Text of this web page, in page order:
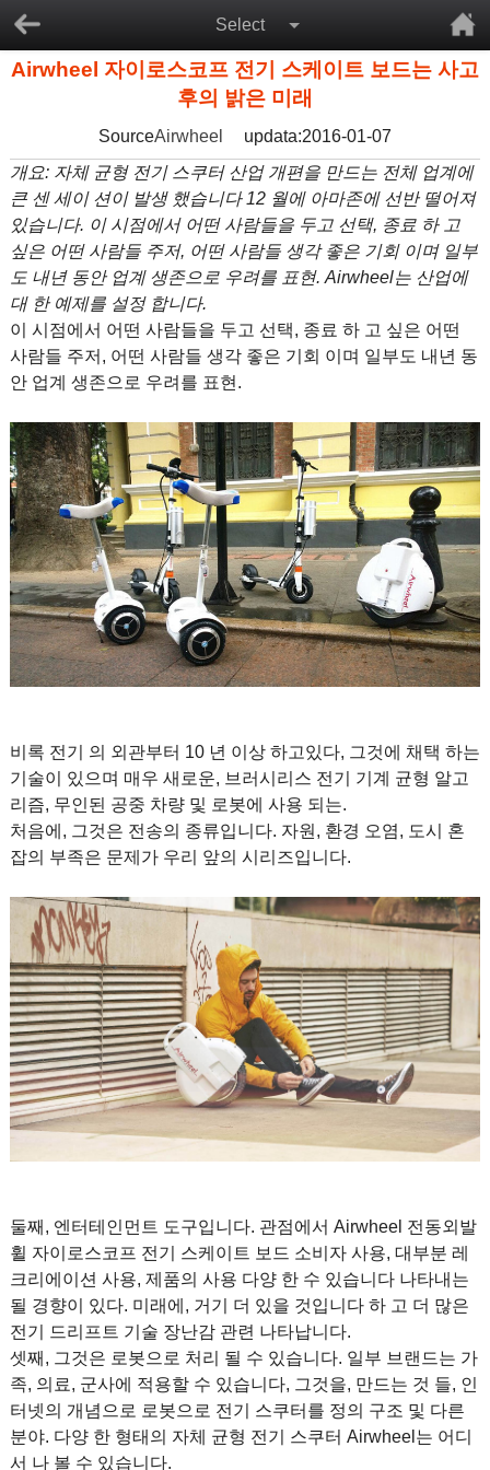
Select
Airwheel 자이로스코프 전기 스케이트 보드는 사고
후의 밝은 미래
SourceAirwheel
updata:2016-01-07
개요: 자체 균형 전기 스쿠터 산업 개편을 만드는 전체 업계에
큰 센 세이 션이 발생 했습니다 12 월에 아마존에 선반 떨어져
있습니다. 이 시점에서 어떤 사람들을 두고 선택, 종료 하 고
싶은 어떤 사람들 주저, 어떤 사람들 생각 좋은 기회 이며 일부
도 내년 동안 업계 생존으로 우려를 표현. Airwheel는 산업에
대 한 예제를 설정 합니다.
이 시점에서 어떤 사람들을 두고 선택, 종료 하 고 싶은 어떤
사람들 주저, 어떤 사람들 생각 좋은 기회 이며 일부도 내년 동
안 업계 생존으로 우려를 표현.
비록 전기 의 외관부터 10 년 이상 하고있다, 그것에 채택 하는
기술이 있으며 매우 새로운, 브러시리스 전기 기계 균형 알고
리즘, 무인된 공중 차량 및 로봇에 사용 되는.
처음에, 그것은 전송의 종류입니다. 자원, 환경 오염, 도시 혼
잡의 부족은 문제가 우리 앞의 시리즈입니다.
둘째, 엔터테인먼트 도구입니다. 관점에서 Airwheel 전동외발
휠 자이로스코프 전기 스케이트 보드 소비자 사용, 대부분 레
크리에이션 사용, 제품의 사용 다양 한 수 있습니다 나타내는
될 경향이 있다. 미래에, 거기 더 있을 것입니다 하 고 더 많은
전기 드리프트 기술 장난감 관련 나타납니다.
셋째, 그것은 로봇으로 처리 될 수 있습니다. 일부 브랜드는 가
족, 의료, 군사에 적용할 수 있습니다, 그것을, 만드는 것 들, 인
터넷의 개념으로 로봇으로 전기 스쿠터를 정의 구조 및 다른
분야. 다양 한 형태의 자체 균형 전기 스쿠터 Airwheel는 어디
서 나 볼 수 있습니다.